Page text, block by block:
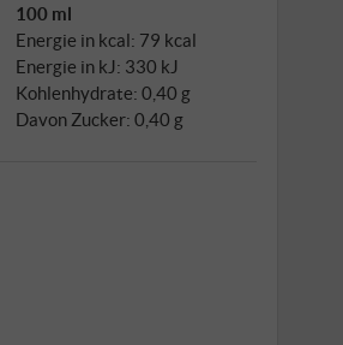
100 ml
Energie in kcal: 79 kcal
Energie in kJ: 330 kJ
Kohlenhydrate: 0,40 g
Davon Zucker: 0,40 g